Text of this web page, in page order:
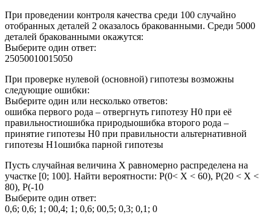
При проведении контроля качества среди 100 случайно
отобранных деталей 2 оказалось бракованными. Среди 5000
деталей бракованными окажутся:
Выберите один ответ:
25050010015050
При проверке нулевой (основной) гипотезы возможны
следующие ошибки:
Выберите один или несколько ответов:
ошибка первого рода – отвергнуть гипотезу H0 при её
правильностиошибка природыошибка второго рода –
принятие гипотезы H0 при правильности альтернативной
гипотезы H1ошибка парной гипотезы
Пусть случайная величина Х равномерно распределена на
участке [0; 100]. Найти вероятности: P(0< X < 60), P(20 < X <
80), P(-10
Выберите один ответ:
0,6; 0,6; 1; 00,4; 1; 0,6; 00,5; 0,3; 0,1; 0